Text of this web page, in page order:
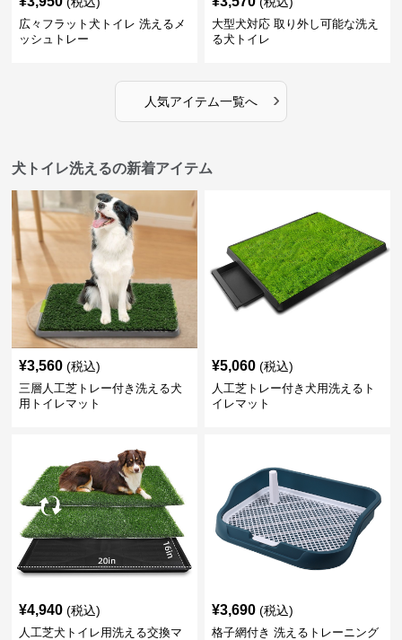
広々フラット犬トイレ 洗えるメ
ッシュトレー
大型犬対応 取り外し可能な洗え
る犬トイレ
人気アイテム一覧へ ›
犬トイレ洗えるの新着アイテム
¥3,560 (税込)
三層人工芝トレー付き洗える犬
用トイレマット
¥5,060 (税込)
人工芝トレー付き犬用洗えるト
イレマット
¥4,940 (税込)
人工芝犬トイレ用洗える交換マ
¥3,690 (税込)
格子網付き 洗えるトレーニング